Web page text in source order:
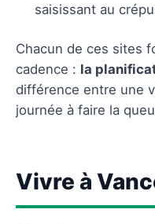
saisissant au
Chacun de ces sites
cadence : la
différence entre une
journée à faire la
Vivre à